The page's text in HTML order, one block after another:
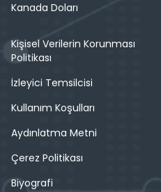
Kanada Doları
Kişisel Verilerin Korunması
Politikası
İzleyici Temsilcisi
Kullanım Koşulları
Aydınlatma Metni
Çerez Politikası
Biyografi